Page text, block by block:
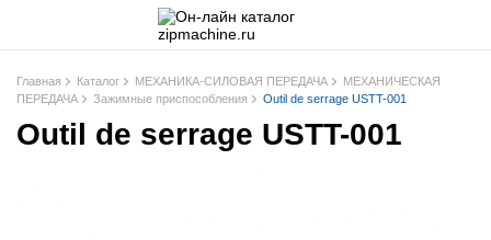
Главная Каталог МЕХАНИКА-СИЛОВАЯ ПЕРЕДАЧА
МЕХАНИЧЕСКАЯ
ПЕРЕДАЧА
Зажимные приспособления Outil de serrage USTT-001
Outil de serrage USTT-001